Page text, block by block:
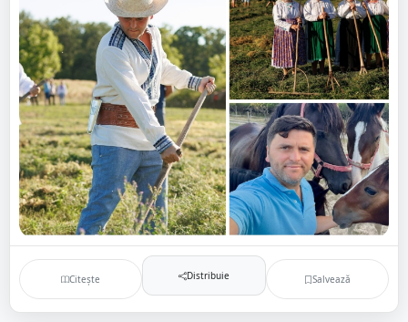
Citește Distribuie Salvează